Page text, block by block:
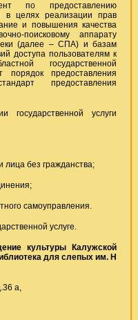
по предоставлению
в целях реализации прав
и повышения качества
поисковому аппарату
(далее – СПА) и базам
доступа пользователям к
государственной
порядок предоставления
предоставления
государственной услуги
лица без гражданства;
самоуправления.
услуге.
культуры Калужской
для слепых им. Н
а,